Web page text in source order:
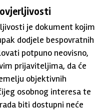
je dokument kojim
dodjele bespovratnih
potpuno neovisno,
prijaviteljima, da će
objektivnih
osobnog interesa te
biti dostupni neće